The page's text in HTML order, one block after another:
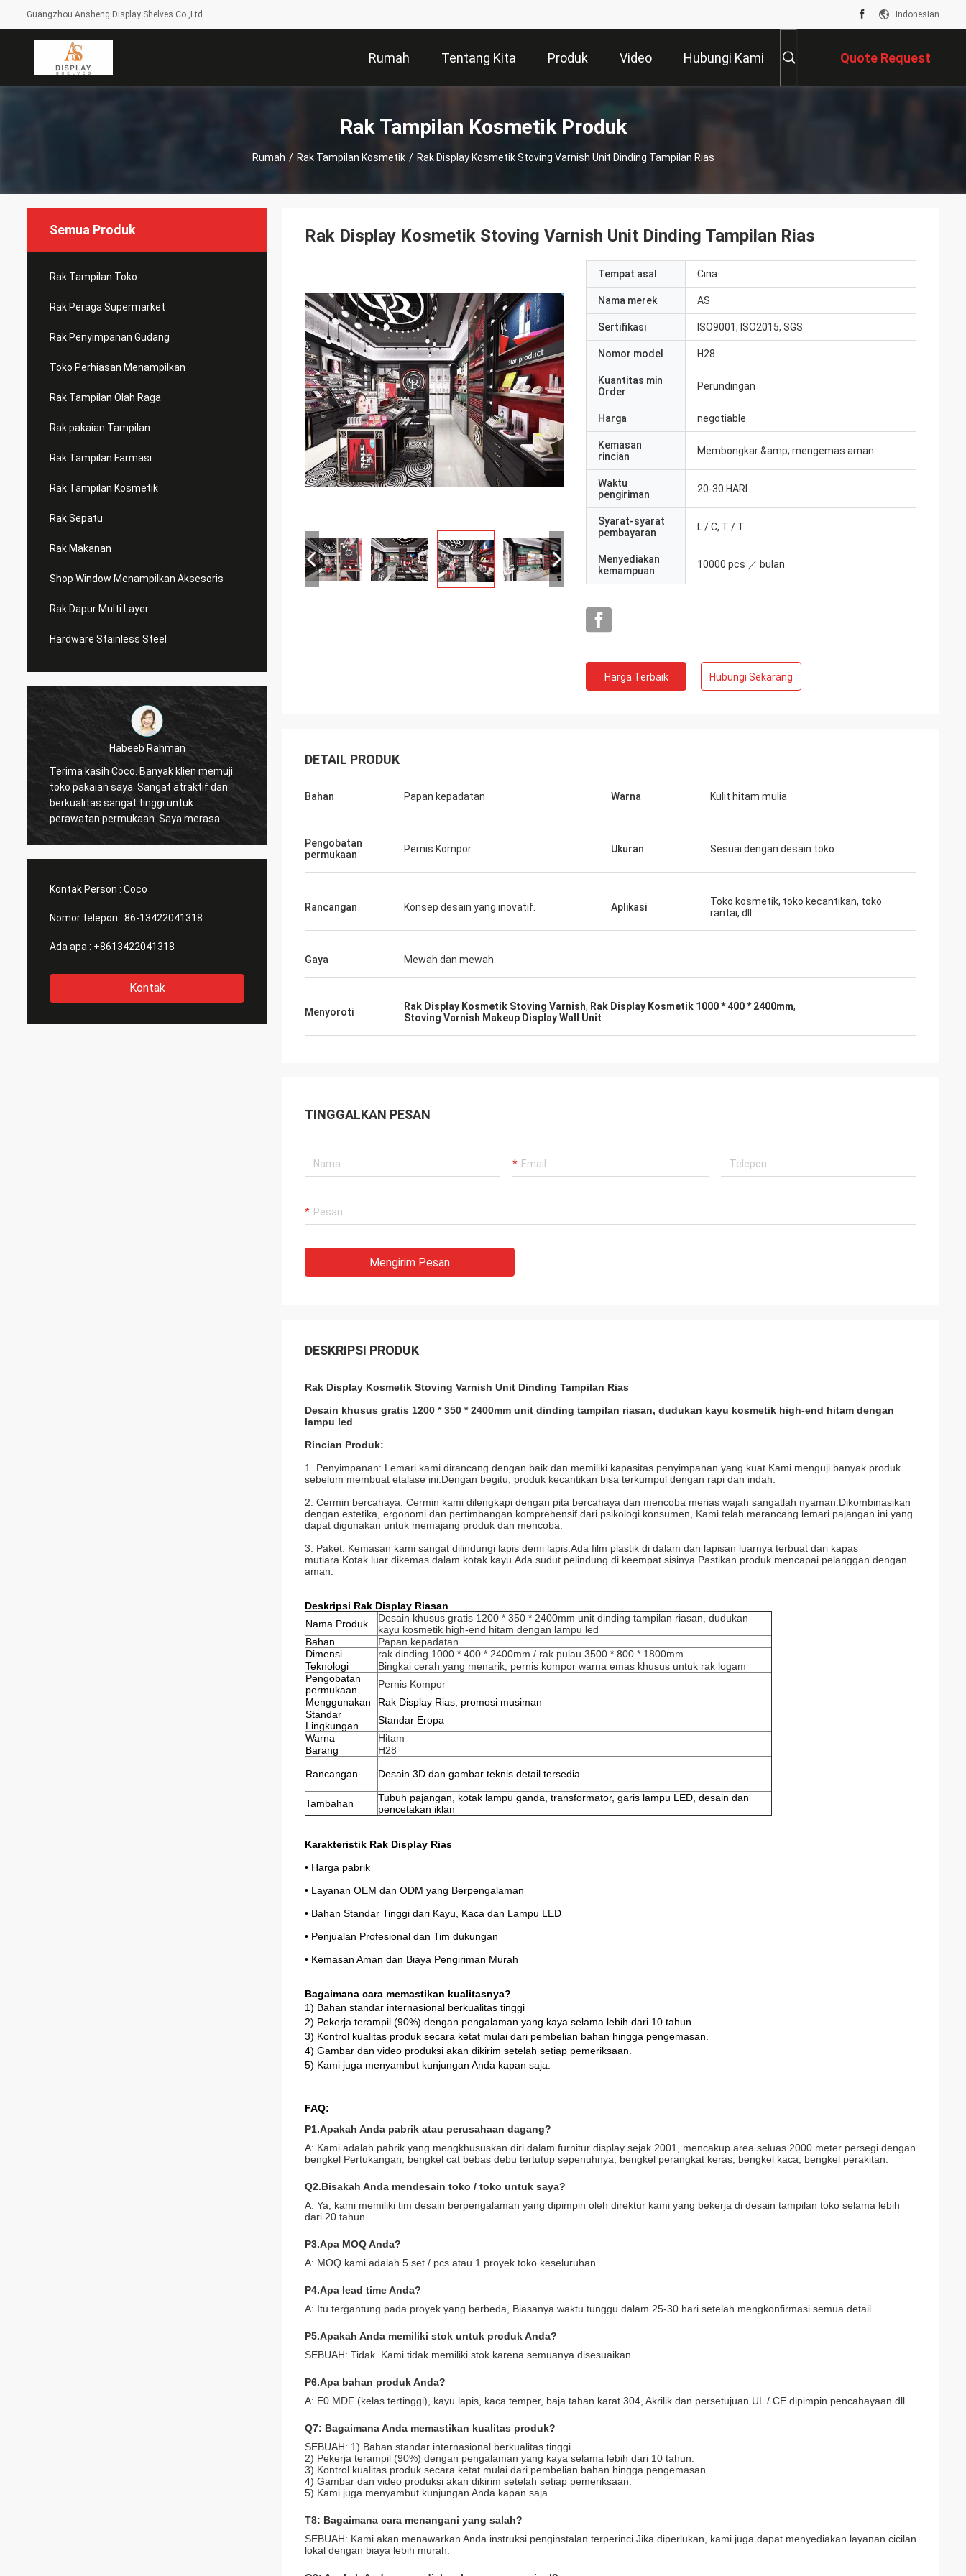
Guangzhou Ansheng Display Shelves Co.,Ltd Indonesian
Rumah Tentang Kita Produk Video Hubungi Kami Quote Request
Rak Tampilan Kosmetik Produk
Rumah / Rak Tampilan Kosmetik / Rak Display Kosmetik Stoving Varnish Unit Dinding Tampilan Rias
Semua Produk
Rak Tampilan Toko
Rak Peraga Supermarket
Rak Penyimpanan Gudang
Toko Perhiasan Menampilkan
Rak Tampilan Olah Raga
Rak pakaian Tampilan
Rak Tampilan Farmasi
Rak Tampilan Kosmetik
Rak Sepatu
Rak Makanan
Shop Window Menampilkan Aksesoris
Rak Dapur Multi Layer
Hardware Stainless Steel
Marco galletti
Anda selalu melakukan pekerjaan dengan
baik untuk saya! Rak etalase toko natal
telah tiba. Setelah menginstal, kami akan
mengirimkan gambar. Terimakasih
banyak.
sekarang. Dan saya berencana untuk
melakukan showroom untuk barang
merancangnya nanti.
berkualitas sangat tinggi untuk
perawatan permukaan. Saya merasa
Kontak Person : Coco
Nomor telepon : 86-13422041318
Ada apa : +8613422041318
Kontak
Rak Display Kosmetik Stoving Varnish Unit Dinding Tampilan Rias
Tempat asal Cina
Nama merek AS
Sertifikasi ISO9001, ISO2015, SGS
Nomor model H28
Kuantitas min
Order
Perundingan
Harga negotiable
Kemasan
rincian
Membongkar &amp; mengemas aman
Waktu
pengiriman
20-30 HARI
Syarat-syarat
pembayaran
L / C, T / T
Menyediakan
kemampuan
10000 pcs ／ bulan
Harga Terbaik Hubungi Sekarang
DETAIL PRODUK
Bahan Papan kepadatan Warna Kulit hitam mulia
Pengobatan
permukaan
Pernis Kompor Ukuran Sesuai dengan desain toko
Rancangan Konsep desain yang inovatif. Aplikasi
Toko kosmetik, toko kecantikan, toko
rantai, dll.
Gaya Mewah dan mewah
Menyoroti Rak Display Kosmetik Stoving Varnish, Rak Display Kosmetik 1000 * 400 * 2400mm,
Stoving Varnish Makeup Display Wall Unit
TINGGALKAN PESAN
Mengirim Pesan
DESKRIPSI PRODUK
Rak Display Kosmetik Stoving Varnish Unit Dinding Tampilan Rias
Desain khusus gratis 1200 * 350 * 2400mm unit dinding tampilan riasan, dudukan kayu kosmetik high-end hitam dengan
lampu led
Rincian Produk:
1. Penyimpanan: Lemari kami dirancang dengan baik dan memiliki kapasitas penyimpanan yang kuat.Kami menguji banyak produk
sebelum membuat etalase ini.Dengan begitu, produk kecantikan bisa terkumpul dengan rapi dan indah.
2. Cermin bercahaya: Cermin kami dilengkapi dengan pita bercahaya dan mencoba merias wajah sangatlah nyaman.Dikombinasikan
dengan estetika, ergonomi dan pertimbangan komprehensif dari psikologi konsumen, Kami telah merancang lemari pajangan ini yang
dapat digunakan untuk memajang produk dan mencoba.
3. Paket: Kemasan kami sangat dilindungi lapis demi lapis.Ada film plastik di dalam dan lapisan luarnya terbuat dari kapas
mutiara.Kotak luar dikemas dalam kotak kayu.Ada sudut pelindung di keempat sisinya.Pastikan produk mencapai pelanggan dengan
aman.
Deskripsi Rak Display Riasan
Nama Produk
Desain khusus gratis 1200 * 350 * 2400mm unit dinding tampilan riasan, dudukan
kayu kosmetik high-end hitam dengan lampu led
Bahan
Papan kepadatan
Dimensi
rak dinding 1000 * 400 * 2400mm / rak pulau 3500 * 800 * 1800mm
Teknologi
Bingkai cerah yang menarik, pernis kompor warna emas khusus untuk rak logam
Pengobatan
permukaan
Pernis Kompor
Menggunakan
Rak Display Rias, promosi musiman
Standar
Lingkungan
Standar Eropa
Warna
Hitam
Barang
H28
Rancangan Desain 3D dan gambar teknis detail tersedia
Tambahan
Tubuh pajangan, kotak lampu ganda, transformator, garis lampu LED, desain dan
pencetakan iklan
Karakteristik Rak Display Rias
• Harga pabrik
• Layanan OEM dan ODM yang Berpengalaman
• Bahan Standar Tinggi dari Kayu, Kaca dan Lampu LED
• Penjualan Profesional dan Tim dukungan
• Kemasan Aman dan Biaya Pengiriman Murah
Bagaimana cara memastikan kualitasnya?
1) Bahan standar internasional berkualitas tinggi
2) Pekerja terampil (90%) dengan pengalaman yang kaya selama lebih dari 10 tahun.
3) Kontrol kualitas produk secara ketat mulai dari pembelian bahan hingga pengemasan.
4) Gambar dan video produksi akan dikirim setelah setiap pemeriksaan.
5) Kami juga menyambut kunjungan Anda kapan saja.
FAQ:
P1.Apakah Anda pabrik atau perusahaan dagang?
A: Kami adalah pabrik yang mengkhususkan diri dalam furnitur display sejak 2001, mencakup area seluas 2000 meter persegi dengan
bengkel Pertukangan, bengkel cat bebas debu tertutup sepenuhnya, bengkel perangkat keras, bengkel kaca, bengkel perakitan.
Q2.Bisakah Anda mendesain toko / toko untuk saya?
A: Ya, kami memiliki tim desain berpengalaman yang dipimpin oleh direktur kami yang bekerja di desain tampilan toko selama lebih
dari 20 tahun.
P3.Apa MOQ Anda?
A: MOQ kami adalah 5 set / pcs atau 1 proyek toko keseluruhan
P4.Apa lead time Anda?
A: Itu tergantung pada proyek yang berbeda, Biasanya waktu tunggu dalam 25-30 hari setelah mengkonfirmasi semua detail.
P5.Apakah Anda memiliki stok untuk produk Anda?
SEBUAH: Tidak. Kami tidak memiliki stok karena semuanya disesuaikan.
P6.Apa bahan produk Anda?
A: E0 MDF (kelas tertinggi), kayu lapis, kaca temper, baja tahan karat 304, Akrilik dan persetujuan UL / CE dipimpin pencahayaan dll.
Q7: Bagaimana Anda memastikan kualitas produk?
SEBUAH: 1) Bahan standar internasional berkualitas tinggi
2) Pekerja terampil (90%) dengan pengalaman yang kaya selama lebih dari 10 tahun.
3) Kontrol kualitas produk secara ketat mulai dari pembelian bahan hingga pengemasan.
4) Gambar dan video produksi akan dikirim setelah setiap pemeriksaan.
5) Kami juga menyambut kunjungan Anda kapan saja.
T8: Bagaimana cara menangani yang salah?
SEBUAH: Kami akan menawarkan Anda instruksi penginstalan terperinci.Jika diperlukan, kami juga dapat menyediakan layanan cicilan
lokal dengan biaya lebih murah.